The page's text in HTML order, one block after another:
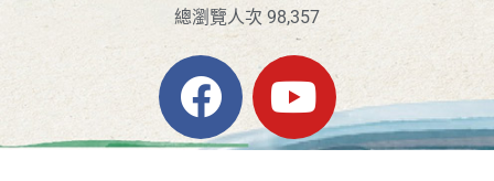
總瀏覽人次 98,357